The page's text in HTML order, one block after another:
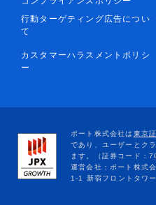
行動ターゲティング広告につい
て
カスタマーハラスメントポリシ
ー